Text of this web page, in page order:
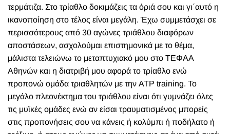
τερμάτιζα. Στο τρίαθλο δοκιμάζεις τα όριά σου και γι΄αυτό η
ικανοποίηση στο τέλος είναι μεγάλη. Έχω συμμετάσχει σε
περισσότερους από 30 αγώνες τριάθλου διαφόρων
αποστάσεων, ασχολούμαι επιστημονικά με το θέμα,
μάλιστα τελειώνω το μεταπτυχιακό μου στο ΤΕΦΑΑ
Αθηνών και η διατριβή μου αφορά το τρίαθλο ενώ
προπονώ ομάδα τριαθλητών με την ATP training. Το
μεγάλο πλεονέκτημα του τριάθλου είναι ότι γυμνάζει όλες
τις μυϊκές ομάδες ενώ αν είσαι τραυματισμένος μπορείς
στις προπονήσεις σου να κάνεις ή κολύμπι ή ποδήλατο ή